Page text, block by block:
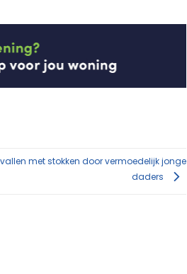
met stokken door vermoedelijk jonge
daders